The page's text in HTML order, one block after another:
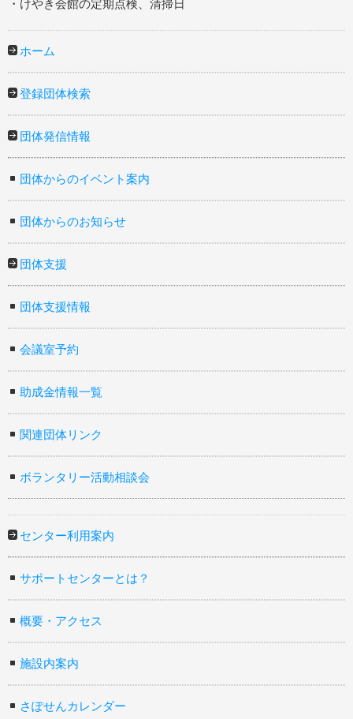
・けやき会館の定期点検、清掃日
ホーム
登録団体検索
団体発信情報
団体からのイベント案内
団体からのお知らせ
団体支援
団体支援情報
会議室予約
助成金情報一覧
関連団体リンク
ボランタリー活動相談会
センター利用案内
サポートセンターとは？
概要・アクセス
施設内案内
さぽせんカレンダー